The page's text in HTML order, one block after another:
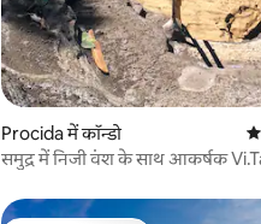
Procida में कॉन्डो
समुद्र में निजी वंश के साथ आकर्षक